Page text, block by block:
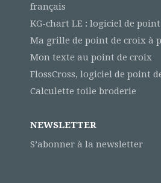
français
KG-chart LE : logiciel de
Ma grille de point de croix à
Mon texte au point de croix
FlossCross, logiciel de point
Calculette toile broderie
NEWSLETTER
S’abonner à la newsletter